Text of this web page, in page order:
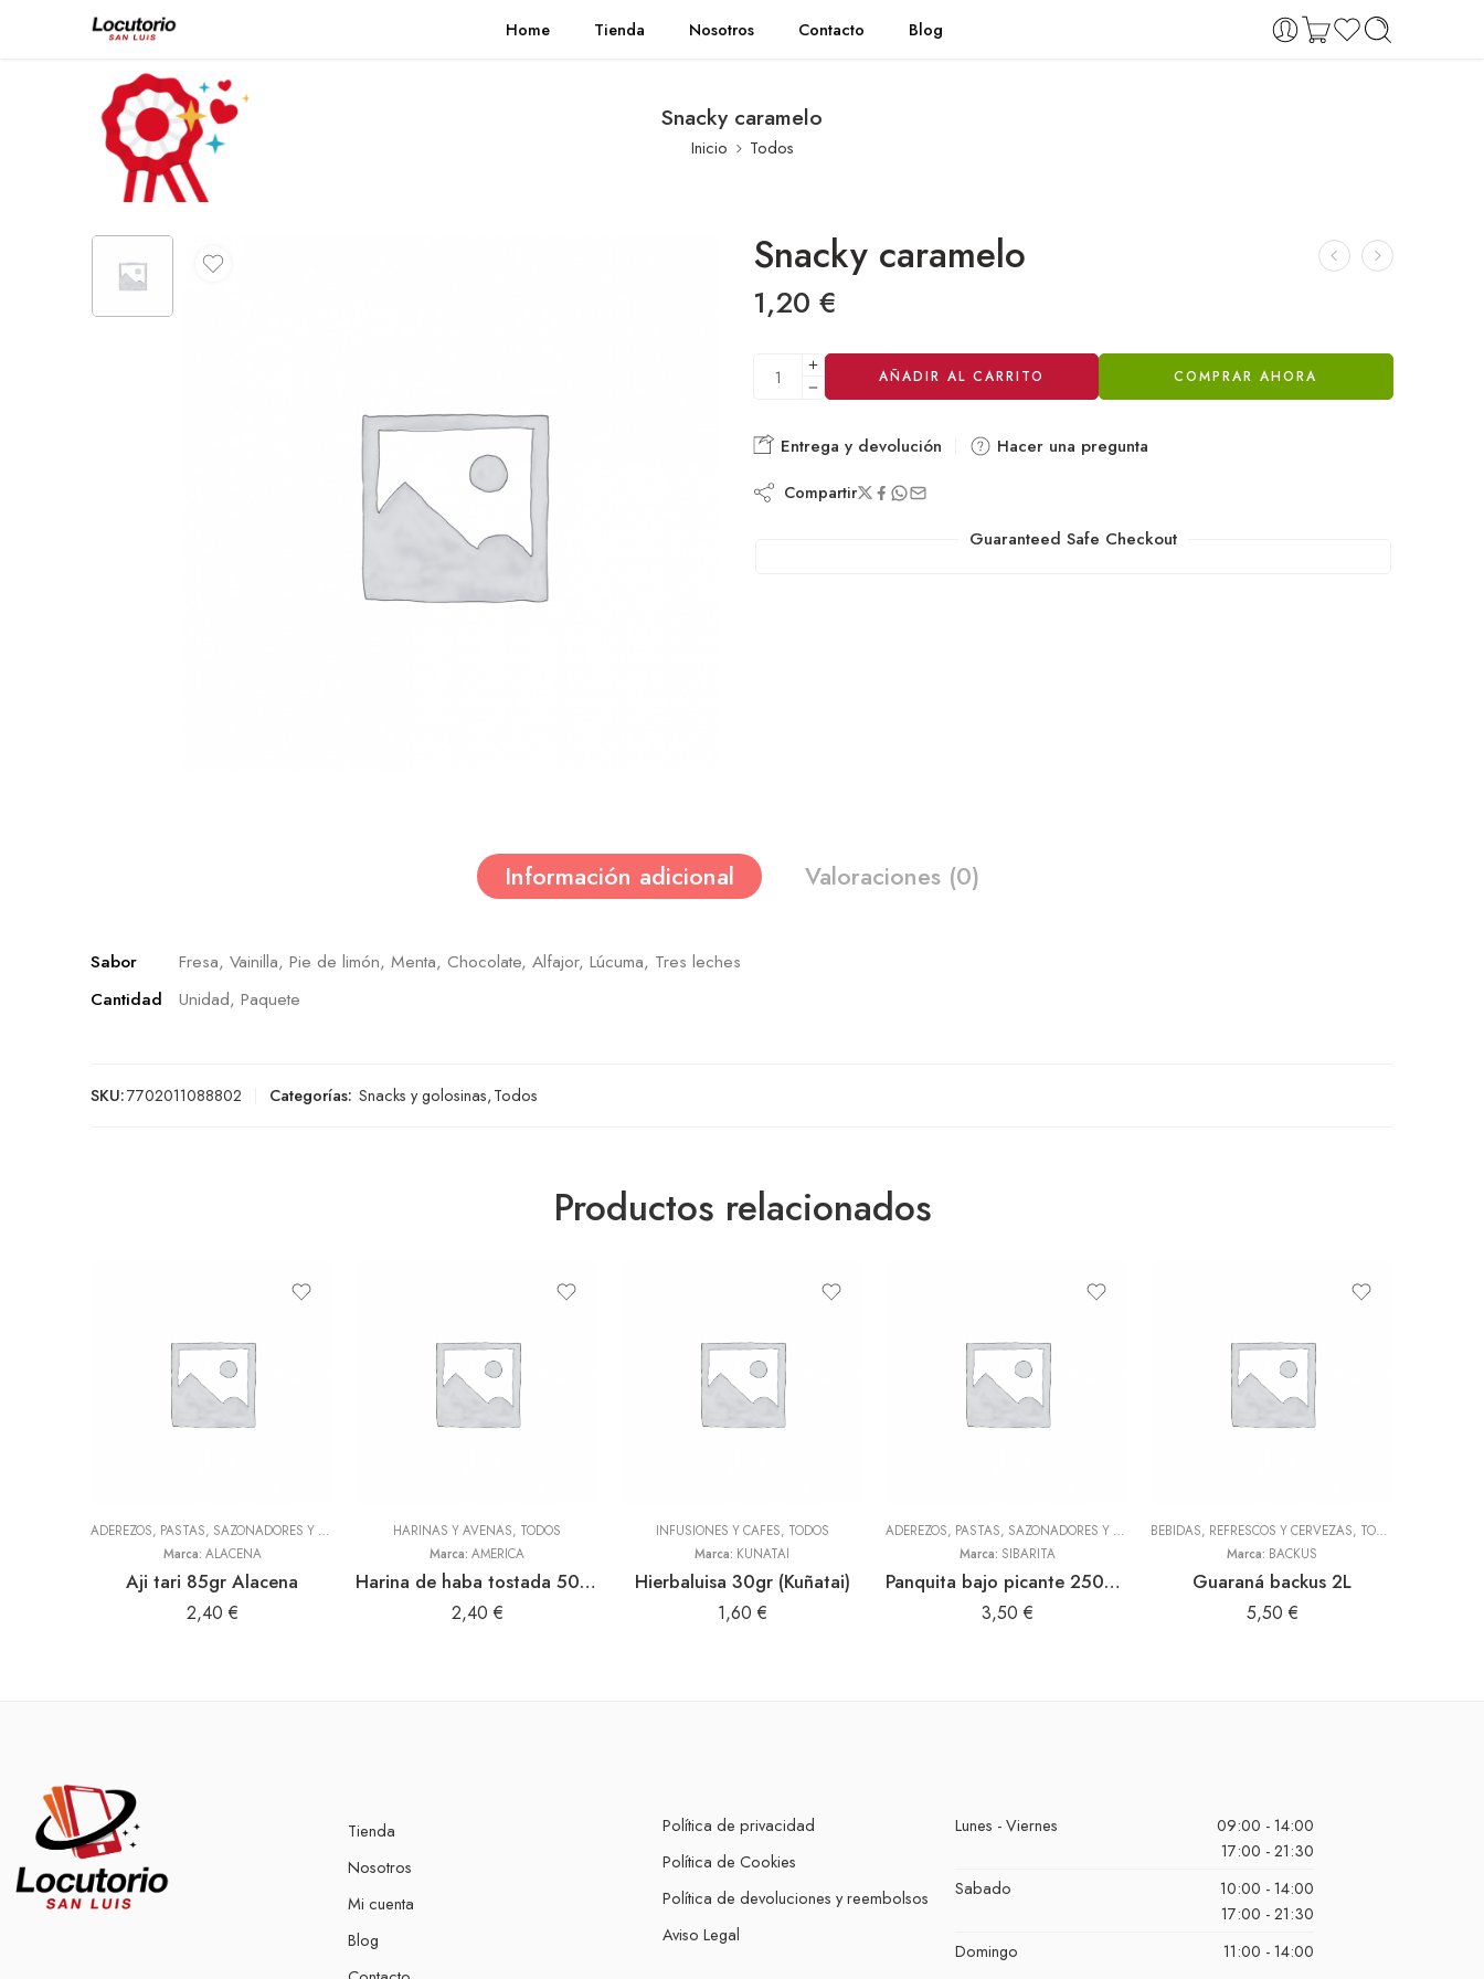
Home Tienda Nosotros Contacto Blog
Snacky caramelo
Inicio Todos
Snacky caramelo
1,20 €
AÑADIR AL CARRITO COMPRAR AHORA
Alternative:
Entrega y devolución Hacer una pregunta
Compartir
Guaranteed Safe Checkout
Información adicional Valoraciones (0)
Sabor
Fresa, Vainilla, Pie de limón, Menta, Chocolate, Alfajor, Lúcuma, Tres leches
Cantidad
Unidad, Paquete
SKU:7702011088802 Categorías: Snacks y golosinas,Todos
Productos relacionados
ADEREZOS, PASTAS, SAZONADORES Y CONDIMENTOS ,TODOS
Marca: ALACENA
Aji tari 85gr Alacena
2,40 €
HARINAS Y AVENAS, TODOS
Marca: AMERICA
Harina de haba tostada 500gr (America)
2,40 €
INFUSIONES Y CAFES, TODOS
Marca: KUÑATAI
Hierbaluisa 30gr (Kuñatai)
1,60 €
ADEREZOS, PASTAS, SAZONADORES Y CONDIMENTOS , TODOS
Marca: SIBARITA
Panquita bajo picante 250gr (Sibarita)
3,50 €
BEBIDAS, REFRESCOS Y CERVEZAS, TODOS
Marca: BACKUS
Guaraná backus 2L
5,50 €
Tienda
Nosotros
Mi cuenta
Blog
Política de privacidad
Política de Cookies
Política de devoluciones y reembolsos
Aviso Legal
Lunes - Viernes
09:00 - 14:00
17:00 - 21:30
Sabado
10:00 - 14:00
17:00 - 21:30
Domingo
11:00 - 14:00